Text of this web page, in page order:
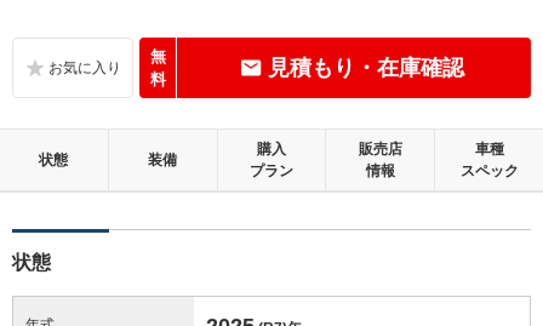
無
料
見積もり・在庫確認
状態 装備
購入
プラン
販売店
情報
車種
スペック
状態